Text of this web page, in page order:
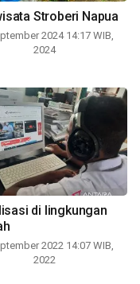
Stroberi Napua
2024 14:17 WIB,
2024
di lingkungan
2022 14:07 WIB,
2022